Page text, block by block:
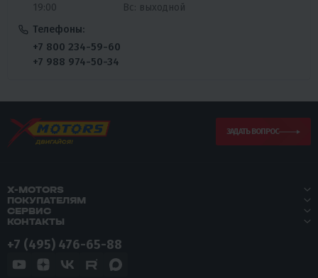
19:00
Вс: выходной
Телефоны:
+7 800 234-59-60
+7 988 974-50-34
ЗАДАТЬ ВОПРОС
X-MOTORS
ПОКУПАТЕЛЯМ
СЕРВИС
КОНТАКТЫ
+7 (495) 476-65-88